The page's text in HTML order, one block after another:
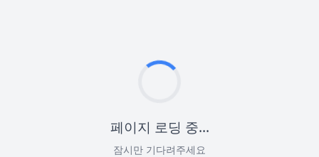
페이지 로딩 중...
잠시만 기다려주세요